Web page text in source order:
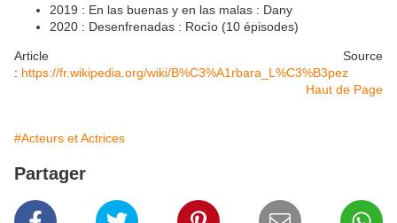
2019 : En las buenas y en las malas : Dany
2020 : Desenfrenadas : Rocìo (10 épisodes)
Article Source
: https://fr.wikipedia.org/wiki/B%C3%A1rbara_L%C3%B3pez
Haut de Page
#Acteurs et Actrices
Partager